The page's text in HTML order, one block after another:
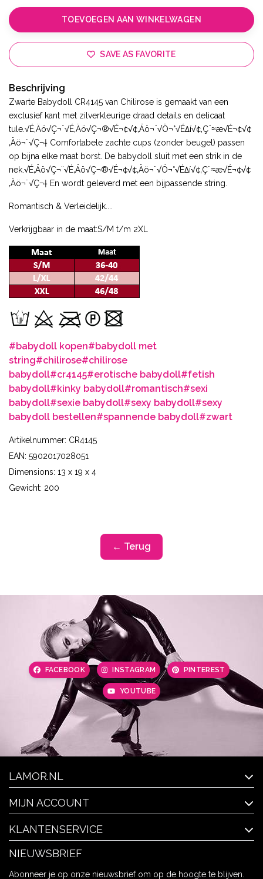
TOEVOEGEN AAN WINKELWAGEN
SAVE AS FAVORITE
Beschrijving
Zwarte Babydoll CR4145 van Chilirose is gemaakt van een
exclusief kant met zilverkleurige draad details en delicaat
tule.√É‚Äö√Ç¬¨√É‚Äö√Ç¬®√É¬¢√¢‚Äö¬¨√Ö¬°√É∆í√¢‚Ç¨≈æ√É¬¢√¢
‚Äö¬¨√Ç¬† Comfortabele zachte cups (zonder beugel) passen
op bijna elke maat borst. De babydoll sluit met een strik in de
nek.√É‚Äö√Ç¬¨√É‚Äö√Ç¬®√É¬¢√¢‚Äö¬¨√Ö¬°√É∆í√¢‚Ç¨≈æ√É¬¢√¢
‚Äö¬¨√Ç¬† En wordt geleverd met een bijpassende string.
Romantisch & Verleidelijk....
Verkrijgbaar in de maat:S/M t/m 2XL
#babydoll kopen#babydoll met
string#chilirose#chilirose
babydoll#cr4145#erotische babydoll#fetish
babydoll#kinky babydoll#romantisch#sexi
babydoll#sexie babydoll#sexy babydoll#sexy
babydoll bestellen#spannende babydoll#zwart
Artikelnummer: CR4145
EAN: 5902017028051
Dimensions: 13 x 19 x 4
Gewicht: 200
← Terug
FACEBOOK INSTAGRAM PINTEREST
YOUTUBE
LAMOR.NL
MIJN ACCOUNT
KLANTENSERVICE
NIEUWSBRIEF
Abonneer je op onze nieuwsbrief om op de hoogte te blijven.